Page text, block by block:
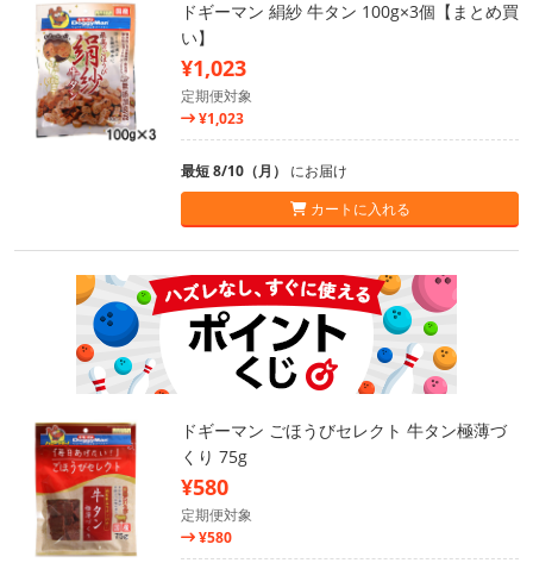
ドギーマン 絹紗 牛タン 100g×3個【まとめ買
い】
¥1,023
定期便対象
¥1,023
最短 8/10（月） にお届け
カートに入れる
ドギーマン ごほうびセレクト 牛タン極薄づ
くり 75g
¥580
定期便対象
¥580